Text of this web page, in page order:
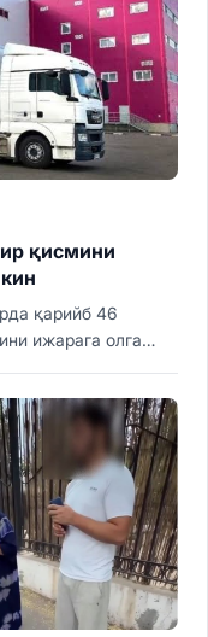
қисмини
қарийб 46
ижарага олган.